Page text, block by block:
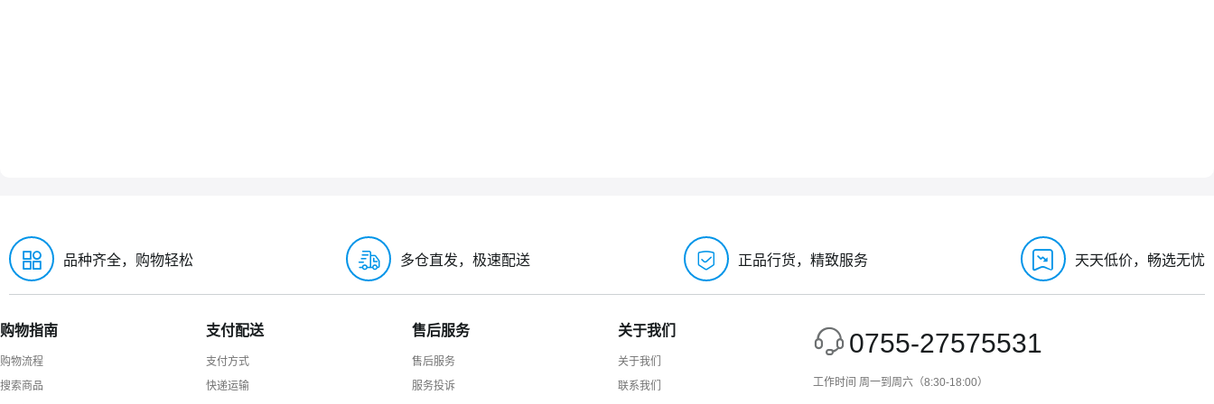
品种齐全，购物轻松 多仓直发，极速配送 正品行货，精致服务 天天低价，畅选无忧
购物指南
购物流程
搜索商品
支付配送
支付方式
快递运输
售后服务
售后服务
服务投诉
关于我们
关于我们
联系我们
0755-27575531
工作时间 周一到周六（8:30-18:00）